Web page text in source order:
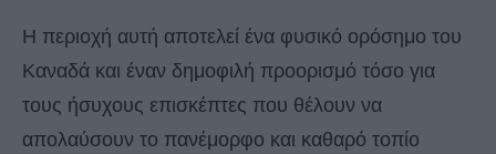
Η περιοχή αυτή αποτελεί ένα φυσικό ορόσημο του
Καναδά και έναν δημοφιλή προορισμό τόσο για
τους ήσυχους επισκέπτες που θέλουν να
απολαύσουν το πανέμορφο και καθαρό τοπίο